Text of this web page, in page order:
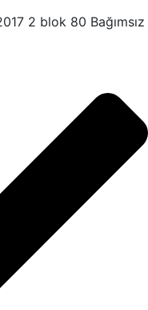
2 blok 80 Bağımsız